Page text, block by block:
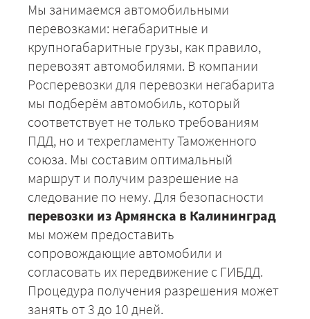
Мы занимаемся автомобильными
перевозками: негабаритные и
крупногабаритные грузы, как правило,
перевозят автомобилями. В компании
Росперевозки для перевозки негабарита
мы подберём автомобиль, который
соответствует не только требованиям
ПДД, но и техрегламенту Таможенного
союза. Мы составим оптимальный
маршрут и получим разрешение на
следование по нему. Для безопасности
перевозки из Армянска в Калининград
мы можем предоставить
сопровождающие автомобили и
согласовать их передвижение с ГИБДД.
Процедура получения разрешения может
занять от 3 до 10 дней.